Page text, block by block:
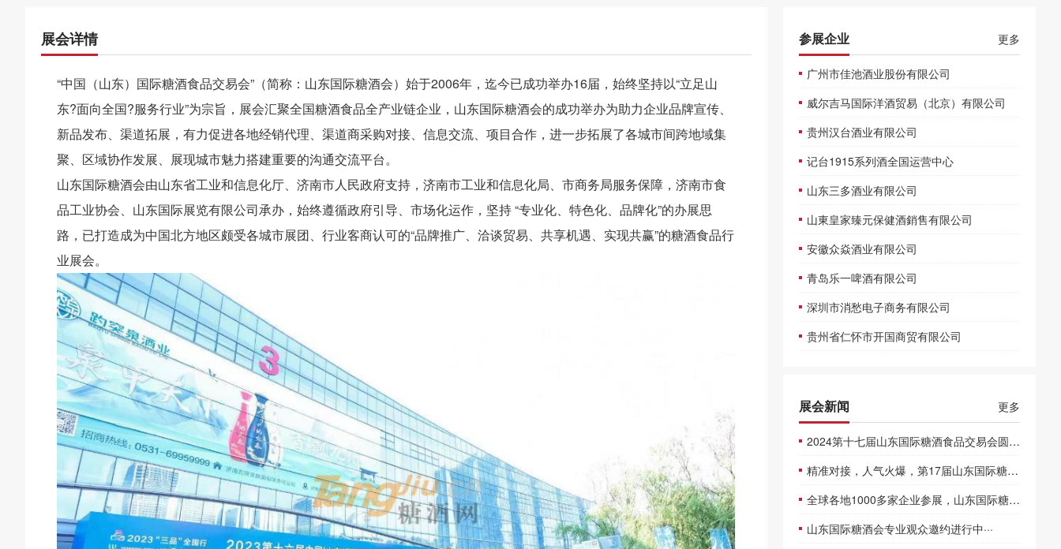
展会详情
“中国（山东）国际糖酒食品交易会”（简称：山东国际糖酒会）始于2006年，迄今已成功举办16届，始终坚持以“立足山
东?面向全国?服务行业”为宗旨，展会汇聚全国糖酒食品全产业链企业，山东国际糖酒会的成功举办为助力企业品牌宣传、
新品发布、渠道拓展，有力促进各地经销代理、渠道商采购对接、信息交流、项目合作，进一步拓展了各城市间跨地域集
聚、区域协作发展、展现城市魅力搭建重要的沟通交流平台。
山东国际糖酒会由山东省工业和信息化厅、济南市人民政府支持，济南市工业和信息化局、市商务局服务保障，济南市食
品工业协会、山东国际展览有限公司承办，始终遵循政府引导、市场化运作，坚持 “专业化、特色化、品牌化”的办展思
路，已打造成为中国北方地区颇受各城市展团、行业客商认可的“品牌推广、洽谈贸易、共享机遇、实现共赢”的糖酒食品行
业展会。
参展企业 更多
广州市佳池酒业股份有限公司
威尔吉马国际洋酒贸易（北京）有限公司
贵州汉台酒业有限公司
记台1915系列酒全国运营中心
山东三多酒业有限公司
山東皇家臻元保健酒銷售有限公司
安徽众焱酒业有限公司
青岛乐一啤酒有限公司
深圳市消愁电子商务有限公司
贵州省仁怀市开国商贸有限公司
展会新闻 更多
2024第十七届山东国际糖酒食品交易会圆满闭幕
精准对接，人气火爆，第17届山东国际糖酒会圆满收官
全球各地1000多家企业参展，山东国际糖酒会盛大开幕
山东国际糖酒会专业观众邀约进行中···